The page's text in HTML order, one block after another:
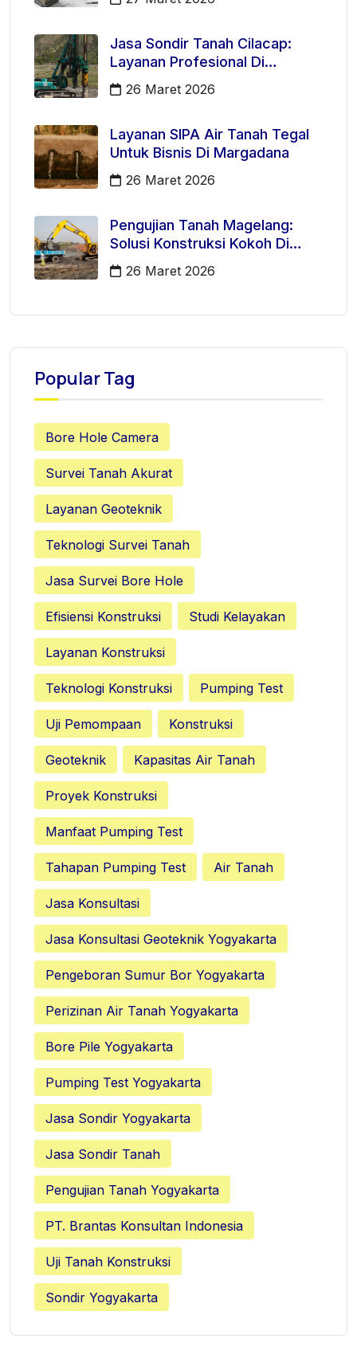
Jasa Sondir Tanah Cilacap:
Layanan Profesional Di
Kecamatan Majenang
26 Maret 2026
Layanan SIPA Air Tanah Tegal
Untuk Bisnis Di Margadana
26 Maret 2026
Pengujian Tanah Magelang:
Solusi Konstruksi Kokoh Di
Mertoyudan
26 Maret 2026
Popular Tag
Bore Hole Camera
Survei Tanah Akurat
Layanan Geoteknik
Teknologi Survei Tanah
Jasa Survei Bore Hole
Efisiensi Konstruksi Studi Kelayakan
Layanan Konstruksi
Teknologi Konstruksi Pumping Test
Uji Pemompaan Konstruksi
Geoteknik Kapasitas Air Tanah
Proyek Konstruksi
Manfaat Pumping Test
Tahapan Pumping Test Air Tanah
Jasa Konsultasi
Jasa Konsultasi Geoteknik Yogyakarta
Pengeboran Sumur Bor Yogyakarta
Perizinan Air Tanah Yogyakarta
Bore Pile Yogyakarta
Pumping Test Yogyakarta
Jasa Sondir Yogyakarta
Jasa Sondir Tanah
Pengujian Tanah Yogyakarta
PT. Brantas Konsultan Indonesia
Uji Tanah Konstruksi
Sondir Yogyakarta